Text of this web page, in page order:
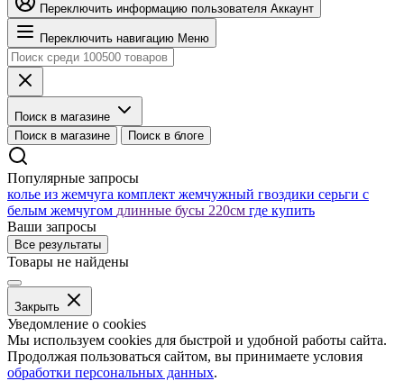
Переключить информацию пользователя Аккаунт
Переключить навигацию Меню
Поиск в магазине
Поиск в магазине
Поиск в блоге
Популярные запросы
колье из жемчуга комплект жемчужный гвоздики серьги с
белым жемчугом длинные бусы 220см где купить
Ваши запросы
Все результаты
Товары не найдены
Закрыть
Уведомление о cookies
Мы используем cookies для быстрой и удобной работы сайта.
Продолжая пользоваться сайтом, вы принимаете условия
обработки персональных данных.